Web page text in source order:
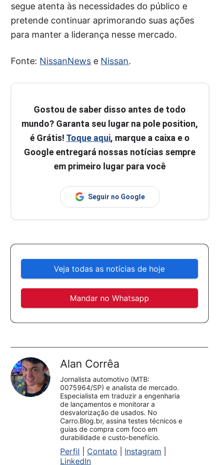
segue atenta às necessidades do público e
pretende continuar aprimorando suas ações
para manter a liderança nesse mercado.
Fonte: NissanNews e Nissan.
Gostou de saber disso antes de todo
mundo? Garanta seu lugar na pole position,
é Grátis! Toque aqui, marque a caixa e o
Google entregará nossas notícias sempre
em primeiro lugar para você
Seguir no Google
Veja todas as notícias de hoje
Mandar no Whatsapp
Alan Corrêa
Jornalista automotivo (MTB:
0075964/SP) e analista de mercado.
Especialista em traduzir a engenharia
de lançamentos e monitorar a
desvalorização de usados. No
Carro.Blog.br, assina testes técnicos e
guias de compra com foco em
durabilidade e custo-benefício.
Perfil Contato Instagram
LinkedIn